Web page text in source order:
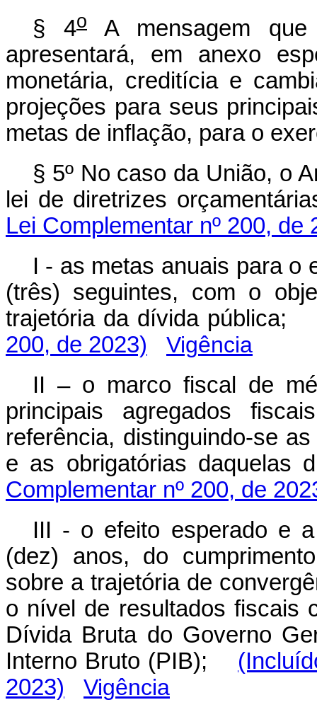
§ 4o
A mensagem
apresentará, em anexo
monetária, creditícia e
projeções para seus
metas de inflação, para o
§ 5º No caso da União, o
lei de diretrizes
Lei Complementar nº 200, de
I - as metas anuais para o
(três) seguintes, com o
trajetória da dívida pública;
200, de 2023)
Vigência
II – o marco fiscal de
principais agregados
referência, distinguindo-se
e as obrigatórias
Complementar nº 200, de
III - o efeito esperado e
(dez) anos, do
sobre a trajetória de
o nível de resultados fiscais
Dívida Bruta do Governo
Interno Bruto (PIB);
2023)
Vigência